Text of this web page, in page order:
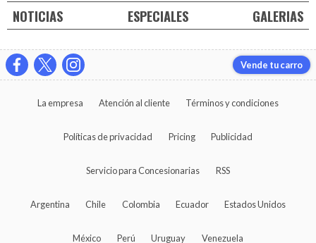
NOTICIAS ESPECIALES GALERIAS
Vende tu carro
La empresa Atención al cliente Términos y condiciones
Políticas de privacidad Pricing Publicidad
Servicio para Concesionarias RSS
Argentina Chile Colombia Ecuador Estados Unidos
México Perú Uruguay Venezuela